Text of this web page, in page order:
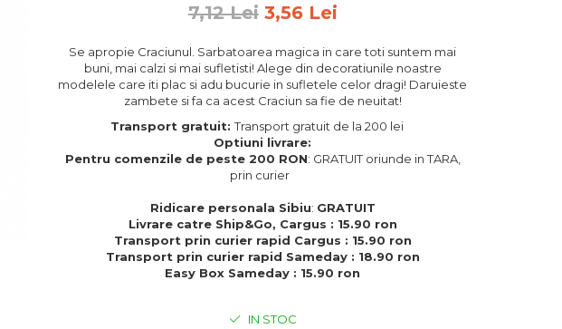
7,12 Lei 3,56 Lei
Se apropie Craciunul. Sarbatoarea magica in care toti suntem mai
buni, mai calzi si mai sufletisti! Alege din decoratiunile noastre
modelele care iti plac si adu bucurie in sufletele celor dragi! Daruieste
zambete si fa ca acest Craciun sa fie de neuitat!
Transport gratuit:Transport gratuit de la 200 lei
Optiuni livrare:
Pentru comenzile de peste 200 RON: GRATUIT oriunde in TARA,
prin curier
Ridicare personala Sibiu: GRATUIT
Livrare catre Ship&Go, Cargus : 15.90 ron
Transport prin curier rapid Cargus : 15.90 ron
Transport prin curier rapid Sameday : 18.90 ron
Easy Box Sameday : 15.90 ron
IN STOC